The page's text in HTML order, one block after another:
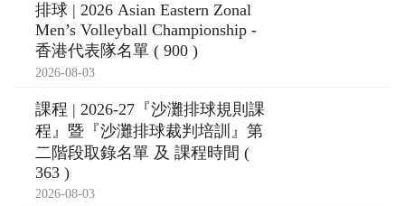
排球 | 2026 Asian Eastern Zonal
Men’s Volleyball Championship -
香港代表隊名單 ( 900 )
2026-08-03
課程 | 2026-27『沙灘排球規則課
程』暨『沙灘排球裁判培訓』第
二階段取錄名單 及 課程時間 (
363 )
2026-08-03